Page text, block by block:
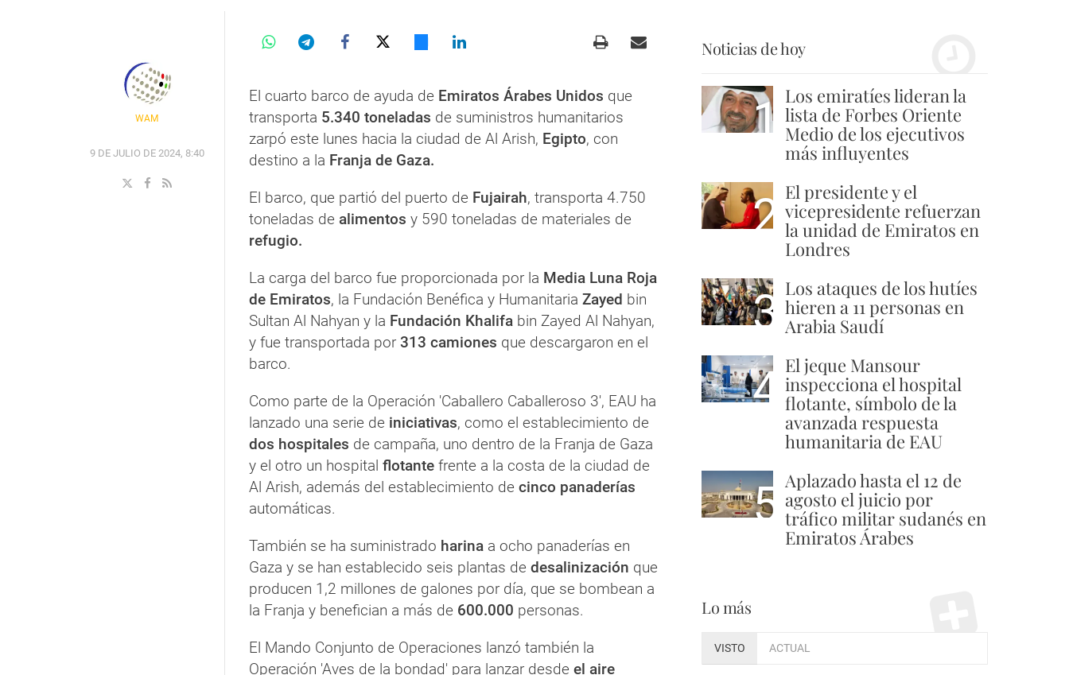
WAM
9 DE JULIO DE 2024, 8:40
El cuarto barco de ayuda de Emiratos Árabes Unidos que
transporta 5.340 toneladas de suministros humanitarios
zarpó este lunes hacia la ciudad de Al Arish, Egipto, con
destino a la Franja de Gaza.
El barco, que partió del puerto de Fujairah, transporta 4.750
toneladas de alimentos y 590 toneladas de materiales de
refugio.
La carga del barco fue proporcionada por la Media Luna Roja
de Emiratos, la Fundación Benéfica y Humanitaria Zayed bin
Sultan Al Nahyan y la Fundación Khalifa bin Zayed Al Nahyan,
y fue transportada por 313 camiones que descargaron en el
barco.
Como parte de la Operación 'Caballero Caballeroso 3', EAU ha
lanzado una serie de iniciativas, como el establecimiento de
dos hospitales de campaña, uno dentro de la Franja de Gaza
y el otro un hospital flotante frente a la costa de la ciudad de
Al Arish, además del establecimiento de cinco panaderías
automáticas.
También se ha suministrado harina a ocho panaderías en
Gaza y se han establecido seis plantas de desalinización que
producen 1,2 millones de galones por día, que se bombean a
la Franja y benefician a más de 600.000 personas.
El Mando Conjunto de Operaciones lanzó también la
Operación 'Aves de la bondad' para lanzar desde el aire
Noticias de hoy
1 Los emiratíes lideran la
lista de Forbes Oriente
Medio de los ejecutivos
más influyentes
2 El presidente y el
vicepresidente refuerzan
la unidad de Emiratos en
Londres
3 Los ataques de los hutíes
hieren a 11 personas en
Arabia Saudí
4 El jeque Mansour
inspecciona el hospital
flotante, símbolo de la
avanzada respuesta
humanitaria de EAU
5 Aplazado hasta el 12 de
agosto el juicio por
tráfico militar sudanés en
Emiratos Árabes
Lo más
VISTO ACTUAL